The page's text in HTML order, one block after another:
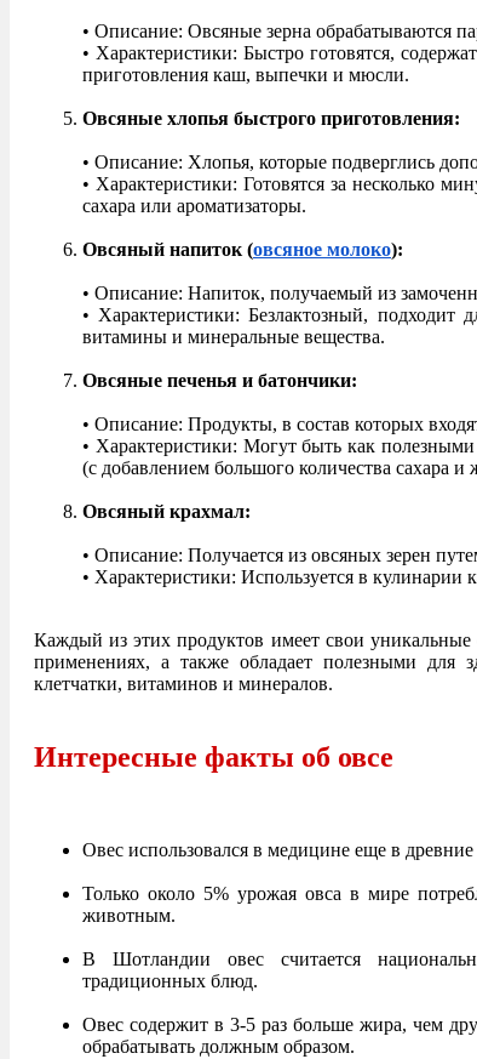
• Описание: Овсяные зерна обрабатываются
• Характеристики: Быстро готовятся,
приготовления каш, выпечки и мюсли.
Овсяные хлопья быстрого приготовления:
• Описание: Хлопья, которые подверглись
• Характеристики: Готовятся за несколько
сахара или ароматизаторы.
Овсяный напиток (овсяное молоко):
• Описание: Напиток, получаемый из
• Характеристики: Безлактозный,
витамины и минеральные вещества.
Овсяные печенья и батончики:
• Описание: Продукты, в состав которых
• Характеристики: Могут быть как
(с добавлением большого количества сахара и
Овсяный крахмал:
• Описание: Получается из овсяных зерен
• Характеристики: Используется в кулинарии
Каждый из этих продуктов имеет свои
применениях, а также обладает полезными для
клетчатки, витаминов и минералов.
Интересные факты об овсе ⁣⁣
Овес использовался в медицине еще в
Только около 5% урожая овса в мире
животным.
В Шотландии овес считается
традиционных блюд.
Овес содержит в 3-5 раз больше жира, чем
обрабатывать должным образом.